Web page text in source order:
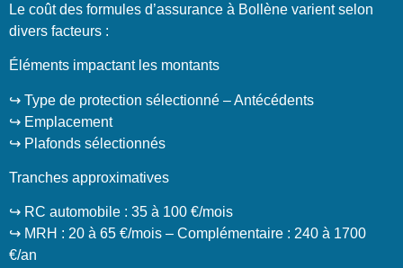
Le coût des formules d’assurance à Bollène varient selon
divers facteurs :
Éléments impactant les montants
↪️ Type de protection sélectionné – Antécédents
↪️ Emplacement
↪️ Plafonds sélectionnés
Tranches approximatives
↪️ RC automobile : 35 à 100 €/mois
↪️ MRH : 20 à 65 €/mois – Complémentaire : 240 à 1700
€/an